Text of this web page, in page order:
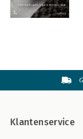
Klantenservice